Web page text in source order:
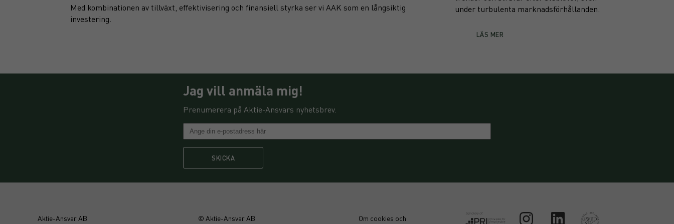
Med kombinationen av tillväxt, effektivisering och finansiell styrka ser vi AAK som en långsiktig
investering.
under turbulenta marknadsförhållanden.
LÄS MER
Jag vill anmäla mig!
Prenumerera på Aktie-Ansvars nyhetsbrev.
SKICKA
Aktie-Ansvar AB © Aktie-Ansvar AB Om cookies och